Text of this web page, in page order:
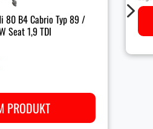
80 B4 Cabrio Typ 89 /
Seat 1,9 TDI
PRODUKT
5